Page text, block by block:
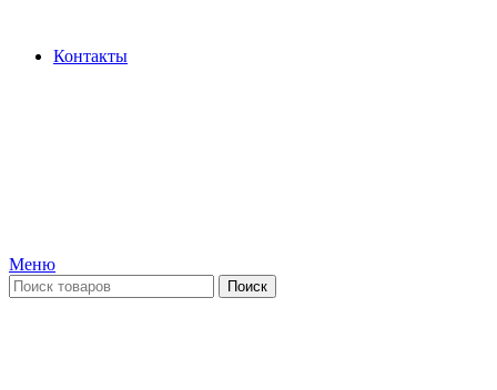
Контакты
Меню
Поиск